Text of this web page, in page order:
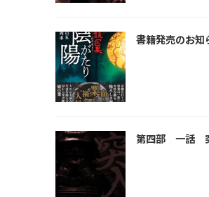
書籍発売のお知
第四部 一話